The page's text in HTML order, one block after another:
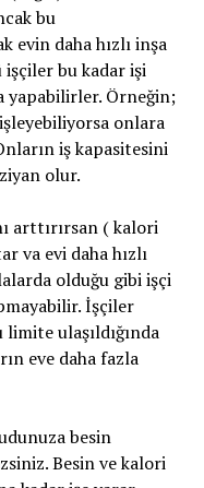
bu
evin daha hızlı inşa
işçiler bu kadar işi
yapabilirler. Örneğin;
onlara
iş kapasitesini
olur.
arttırırsan ( kalori
va evi daha hızlı
olduğu gibi işçi
İşçiler
ulaşıldığında
eve daha fazla
besin
Besin ve kalori